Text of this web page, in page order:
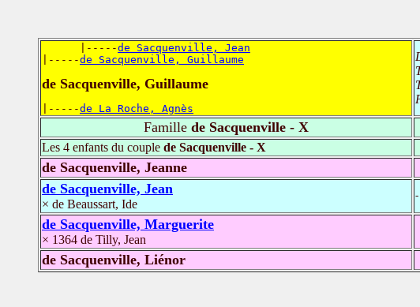
      |-----
de Sacquenville, Jean
|-----de Sacquenville, Guillaume
de Sacquenville, Guillaume
|-----de La Roche, Agnès
Famille de Sacquenville - X
Les 4 enfants du couple de Sacquenville - X
de Sacquenville, Jeanne
de Sacquenville, Jean
× de Beaussart, Ide
-
de Sacquenville, Marguerite
× 1364 de Tilly, Jean
de Sacquenville, Liénor